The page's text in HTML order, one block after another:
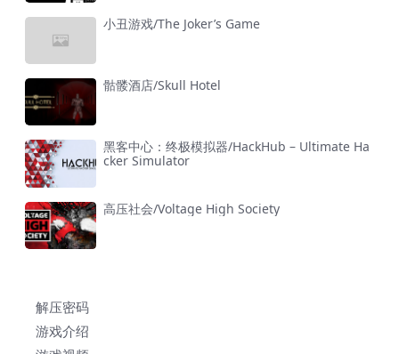
小丑游戏/The Joker’s Game
骷髅酒店/Skull Hotel
黑客中心：终极模拟器/HackHub – Ultimate Ha
cker Simulator
高压社会/Voltage High Society
解压密码
游戏介绍